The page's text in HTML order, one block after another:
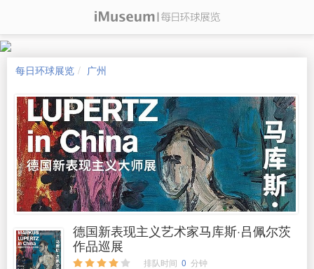
每日环球展览 广州
德国新表现主义艺术家马库斯·吕佩尔茨
作品巡展
排队时间 0 分钟